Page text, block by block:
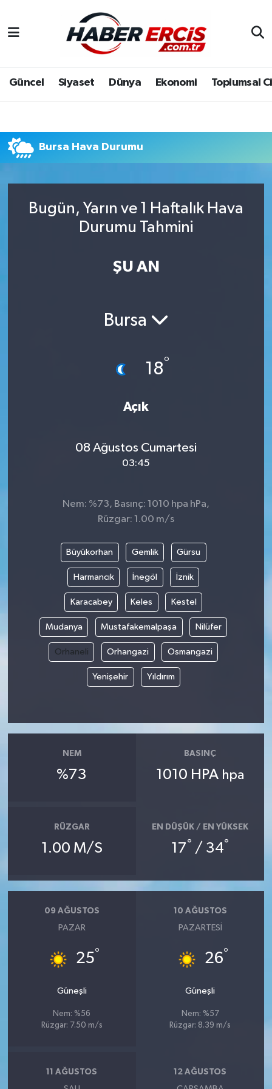
Güncel Siyaset Dünya Ekonomi Toplumsal
Bursa Hava Durumu
Bugün, Yarın ve 1 Haftalık Hava
Durumu Tahmini
ŞU AN
Bursa
18°
Açık
08 Ağustos Cumartesi
03:45
Nem: %73, Basınç: 1010 hpa hPa,
Rüzgar: 1.00 m/s
Büyükorhan Gemlik Gürsu
Harmancık İnegöl İznik
Karacabey Keles Kestel
Mudanya Mustafakemalpaşa Nilüfer
Orhaneli Orhangazi Osmangazi
Yenişehir Yıldırım
NEM
%73
BASINÇ
1010 HPA hpa
RÜZGAR
1.00 M/S
EN DÜŞÜK / EN YÜKSEK
17° / 34°
09 AĞUSTOS
PAZAR
25°
Güneşli
Nem: %56
Rüzgar: 7.50 m/s
10 AĞUSTOS
PAZARTESI
26°
Güneşli
Nem: %57
Rüzgar: 8.39 m/s
11 AĞUSTOS 12 AĞUSTOS